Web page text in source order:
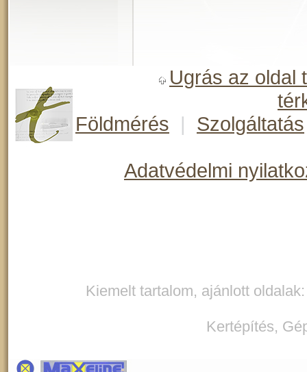
Ugrás az oldal
Földmérés
| Szolgáltatás
Adatvédelmi
Kiemelt tartalom, ajánlott
Kertépítés,